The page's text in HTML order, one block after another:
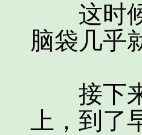
这时候
脑袋几乎
接下来
上，到了